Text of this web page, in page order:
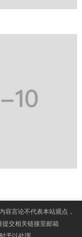
容言论不代表本站观点，
交相关链接至邮箱